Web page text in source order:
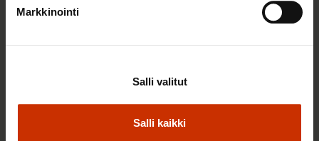
Markkinointi
Salli kaikki
Salli valitut
hyvinvoiva työelämä on yhteinen asia
TERVE JA HYVÄ TYÖELÄMÄ